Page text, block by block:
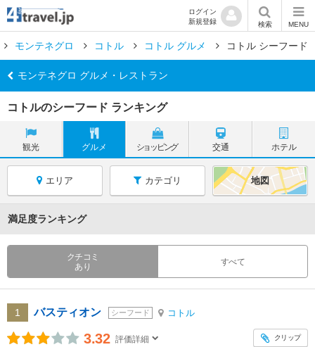
ログイン
新規登録
検索 MENU
モンテネグロ コトル コトル グルメ コトル シーフード
モンテネグロ グルメ・レストラン
コトルのシーフード ランキング
観光 グルメ ショッピング 交通 ホテル
エリア カテゴリ 地図
満足度ランキング
クチコミ
あり
すべて
1 バスティオン シーフード コトル
3.32 評価詳細 クリップ